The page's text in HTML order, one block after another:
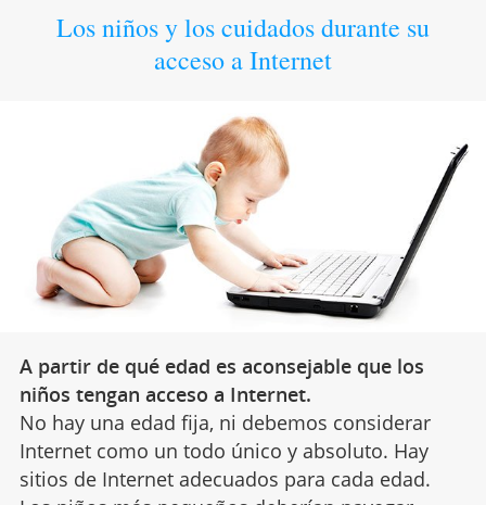
Los niños y los cuidados durante su
acceso a Internet
A partir de qué edad es aconsejable que los
niños tengan acceso a Internet.
No hay una edad fija, ni debemos considerar
Internet como un todo único y absoluto. Hay
sitios de Internet adecuados para cada edad.